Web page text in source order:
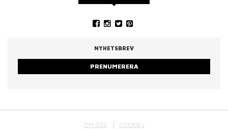
NYHETSBREV
PRENUMERERA
OM OSS
COOKIES